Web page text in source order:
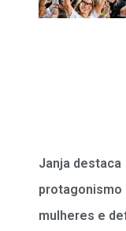
Janja destaca
protagonismo
mulheres e